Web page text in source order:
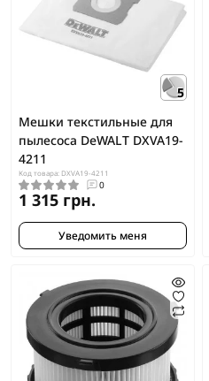
5
Мешки текстильные для
пылесоса DeWALT DXVA19-
4211
Код товара: DXVA19-4211
0
1 315 грн.
Уведомить меня